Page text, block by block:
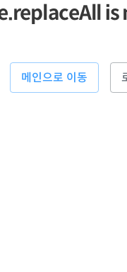
메인으로 이동